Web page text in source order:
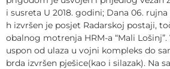
i susreta U 2018. godini; Dana 06. rujna
h izvršen je posjet Radarskoj postaji,
obalnog motrenja HRM-a “Mali
uspon od ulaza u vojni kompleks do
brda izvršen pješice(kao i silazak). Na